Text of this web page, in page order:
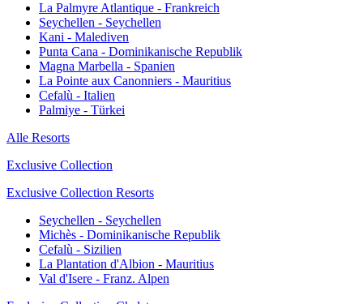
La Palmyre Atlantique - Frankreich
Seychellen - Seychellen
Kani - Malediven
Punta Cana - Dominikanische Republik
Magna Marbella - Spanien
La Pointe aux Canonniers - Mauritius
Cefalù - Italien
Palmiye - Türkei
Alle Resorts
Exclusive Collection
Exclusive Collection Resorts
Seychellen - Seychellen
Michès - Dominikanische Republik
Cefalù - Sizilien
La Plantation d'Albion - Mauritius
Val d'Isere - Franz. Alpen